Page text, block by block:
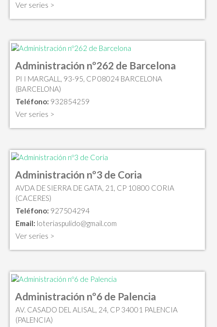
Ver series >
Administración nº262 de Barcelona
PI I MARGALL, 93-95, CP 08024 BARCELONA
(BARCELONA)
Teléfono: 932854259
Ver series >
Administración nº3 de Coria
AVDA DE SIERRA DE GATA, 21, CP 10800 CORIA
(CACERES)
Teléfono: 927504294
Email: loteriaspulido@gmail.com
Ver series >
Administración nº6 de Palencia
AV. CASADO DEL ALISAL, 24, CP 34001 PALENCIA
(PALENCIA)